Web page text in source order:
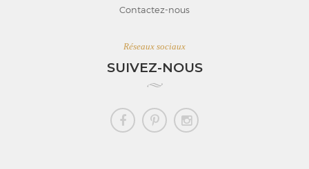
Contactez-nous
Réseaux sociaux
SUIVEZ-NOUS